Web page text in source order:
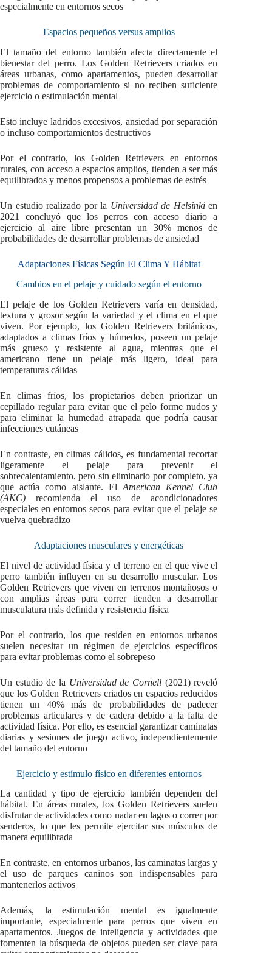
especialmente en entornos secos
Espacios pequeños versus amplios
El tamaño del entorno también afecta directamente el
bienestar del perro. Los Golden Retrievers criados en
áreas urbanas, como apartamentos, pueden desarrollar
problemas de comportamiento si no reciben suficiente
ejercicio o estimulación mental
Esto incluye ladridos excesivos, ansiedad por separación
o incluso comportamientos destructivos
Por el contrario, los Golden Retrievers en entornos
rurales, con acceso a espacios amplios, tienden a ser más
equilibrados y menos propensos a problemas de estrés
Un estudio realizado por la Universidad de Helsinkien
2021 concluyó que los perros con acceso diario a
ejercicio al aire libre presentan un 30% menos de
probabilidades de desarrollar problemas de ansiedad
Adaptaciones Físicas Según El Clima Y Hábitat
Cambios en el pelaje y cuidado según el entorno
El pelaje de los Golden Retrievers varía en densidad,
textura y grosor según la variedad y el clima en el que
viven. Por ejemplo, los Golden Retrievers británicos,
adaptados a climas fríos y húmedos, poseen un pelaje
más grueso y resistente al agua, mientras que el
americano tiene un pelaje más ligero, ideal para
temperaturas cálidas
En climas fríos, los propietarios deben priorizar un
cepillado regular para evitar que el pelo forme nudos y
para eliminar la humedad atrapada que podría causar
infecciones cutáneas
En contraste, en climas cálidos, es fundamental recortar
ligeramente el pelaje para prevenir el
sobrecalentamiento, pero sin eliminarlo por completo, ya
que actúa como aislante. El American Kennel Club
(AKC) recomienda el uso de acondicionadores
especiales en entornos secos para evitar que el pelaje se
vuelva quebradizo
Adaptaciones musculares y energéticas
El nivel de actividad física y el terreno en el que vive el
perro también influyen en su desarrollo muscular. Los
Golden Retrievers que viven en terrenos montañosos o
con amplias áreas para correr tienden a desarrollar
musculatura más definida y resistencia física
Por el contrario, los que residen en entornos urbanos
suelen necesitar un régimen de ejercicios específicos
para evitar problemas como el sobrepeso
Un estudio de la Universidad de Cornell (2021) reveló
que los Golden Retrievers criados en espacios reducidos
tienen un 40% más de probabilidades de padecer
problemas articulares y de cadera debido a la falta de
actividad física. Por ello, es esencial garantizar caminatas
diarias y sesiones de juego activo, independientemente
del tamaño del entorno
Ejercicio y estímulo físico en diferentes entornos
La cantidad y tipo de ejercicio también dependen del
hábitat. En áreas rurales, los Golden Retrievers suelen
disfrutar de actividades como nadar en lagos o correr por
senderos, lo que les permite ejercitar sus músculos de
manera equilibrada
En contraste, en entornos urbanos, las caminatas largas y
el uso de parques caninos son indispensables para
mantenerlos activos
Además, la estimulación mental es igualmente
importante, especialmente para perros que viven en
apartamentos. Juegos de inteligencia y actividades que
fomenten la búsqueda de objetos pueden ser clave para